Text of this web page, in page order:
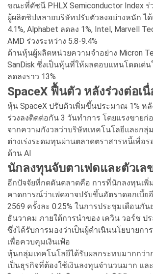
ขณะที่ดัชนี PHLX Semiconductor Index ร่
ผู้ผลิตชิปหลายบริษัทปรับตัวลงอย่างหนัก ได้
4.1%, Alphabet ลดลง 1%, Intel, Marvell
AMD ร่วงระหว่าง 5.8-9.4%
ด้านหุ้นผู้ผลิตหน่วยความจำอย่าง Micron
SanDisk ซึ่งเป็นหุ้นที่ให้ผลตอบแทนโดดเด่
ลดลงราว 13%
SpaceX ฟื้นตัว หลังร่วงต่อเนื่
หุ้น SpaceX ปรับตัวเพิ่มขึ้นประมาณ 1% ห
ร่วงลงติดต่อกัน 3 วันทำการ โดยแรงขาย
จากความกังวลว่าบริษัทเทคโนโลยีและกลุ่
ต่างเร่งระดมทุนผ่านตลาดตราสารหนี้เพื่อ
ด้าน AI
นักลงทุนจับตาเฟดและตัวเล
อีกปัจจัยที่กดดันตลาดคือ การที่นักลงทุนเพิ่
คาดการณ์ว่าเฟดอาจปรับขึ้นอัตราดอกเบี้ย
2569 ครั้งละ 0.25% ในการประชุมเดือนกั
ธันวาคม ภายใต้การนำของ เควิน วอร์ช ป
ซึ่งได้รับการมองว่าเป็นผู้ดำเนินนโยบายกา
เพื่อควบคุมเงินเฟ้อ
หุ้นกลุ่มเทคโนโลยีได้รับผลกระทบมากกว่า
เป็นธุรกิจที่ต้องใช้เงินลงทุนจำนวนมาก แ